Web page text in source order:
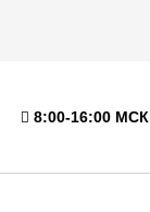
8:00-16:00 МСК